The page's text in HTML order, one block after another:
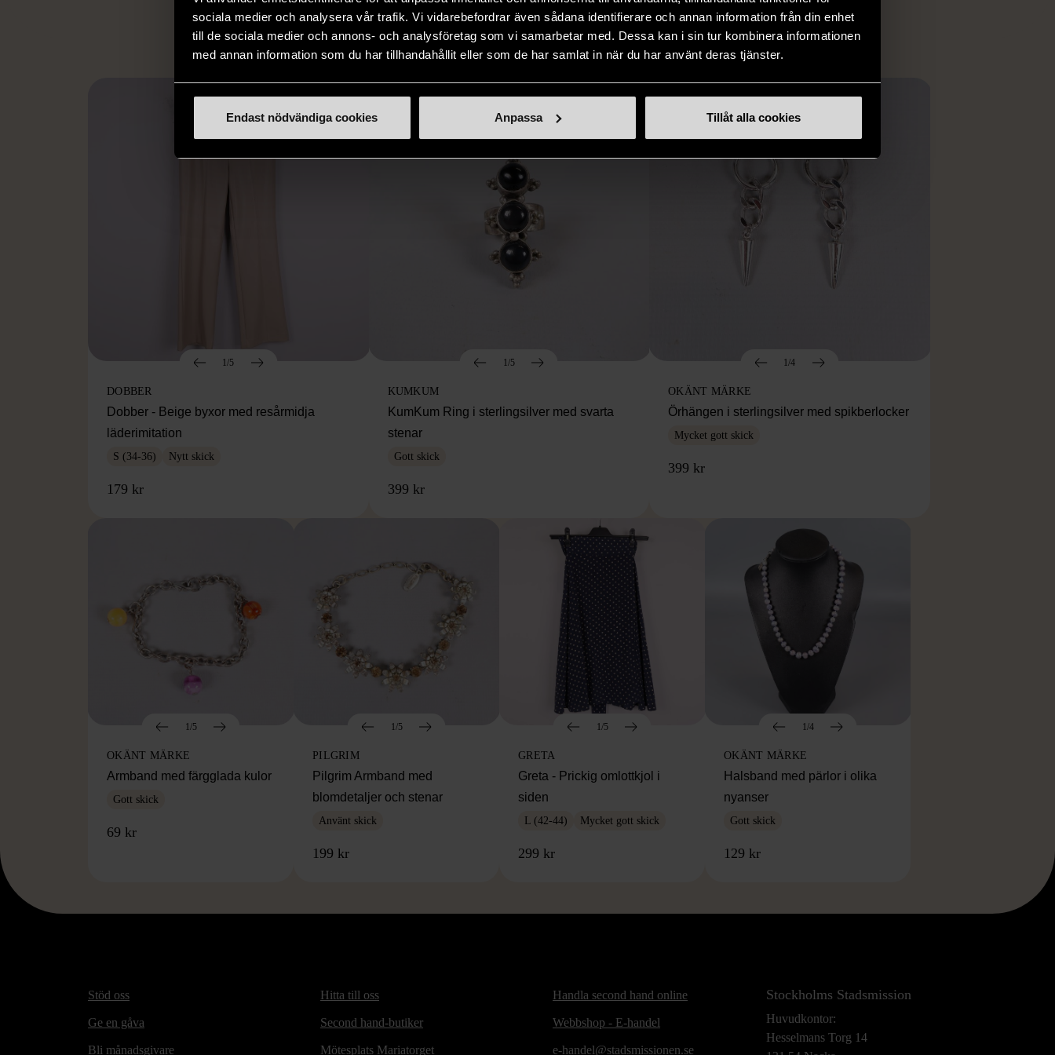
sociala medier och analysera vår trafik. Vi vidarebefordrar även sådana identifierare och annan information från din enhet
till de sociala medier och annons- och analysföretag som vi samarbetar med. Dessa kan i sin tur kombinera informationen
med annan information som du har tillhandahållit eller som de har samlat in när du har använt deras tjänster.
Endast nödvändiga cookies Anpassa Tillåt alla cookies
Hitta produkter som påminner om denna
1/5
DOBBER
Dobber - Beige byxor med resårmidja
läderimitation
S (34-36) Nytt skick
179 kr
1/5
KUMKUM
KumKum Ring i sterlingsilver med svarta
stenar
Gott skick
399 kr
1/4
OKÄNT MÄRKE
Örhängen i sterlingsilver med spikberlocker
Mycket gott skick
399 kr
1/5
OKÄNT MÄRKE
Armband med färgglada kulor
Gott skick
69 kr
1/5
PILGRIM
Pilgrim Armband med
blomdetaljer och stenar
Använt skick
199 kr
1/5
GRETA
Greta - Prickig omlottkjol i
siden
L (42-44) Mycket gott skick
299 kr
1/4
OKÄNT MÄRKE
Halsband med pärlor i olika
nyanser
Gott skick
129 kr
Stöd oss
Ge en gåva
Bli månadsgivare
Hitta till oss
Second hand-butiker
Mötesplats Mariatorget
Handla second hand online
Webbshop - E-handel
e-handel@stadsmissionen.se
Stockholms Stadsmission
Huvudkontor:
Hesselmans Torg 14